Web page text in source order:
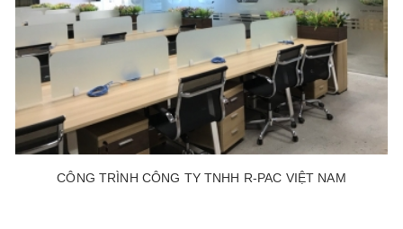
CÔNG TRÌNH CÔNG TY TNHH R-PAC VIỆT NAM